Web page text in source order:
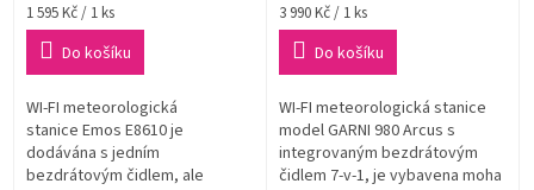
Měrná
cena:
1 595 Kč / 1 ks
Do košíku
WI-FI meteorologická
stanice Emos E8610 je
dodávána s jedním
bezdrátovým čidlem, ale
Měrná
cena:
3 990 Kč / 1 ks
Do košíku
WI-FI meteorologická stanice
model GARNI 980 Arcus s
integrovaným bezdrátovým
čidlem 7-v-1, je vybavena moha